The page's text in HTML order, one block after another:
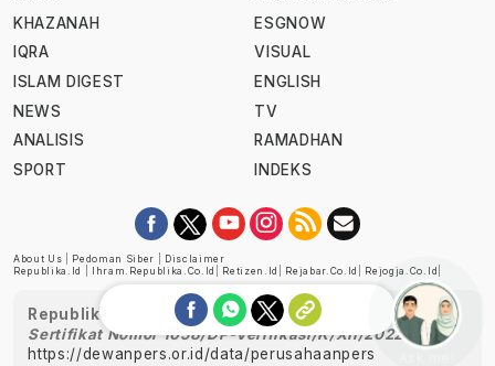
KHAZANAH
IQRA
ISLAM DIGEST
NEWS
ANALISIS
SPORT
ESGNOW
VISUAL
ENGLISH
TV
RAMADHAN
INDEKS
About Us Pedoman Siber
Disclaimer
Republika.id
Ihram.republika.co.id Retizen.id Rejabar.co.id Rejogja.co.id
Republika telah diverifikasi oleh Dewan Pers
Sertifikat Nomor 1058/DP-Verifikasi/K/XII/2022
https://dewanpers.or.id/data/perusahaanpers